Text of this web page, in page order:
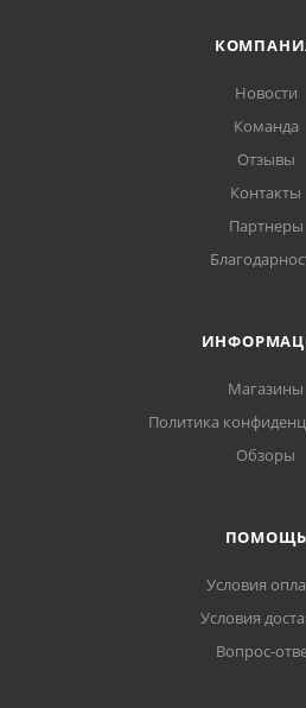
Новости
Команда
Отзывы
Контакты
Партнеры
Магазины
Политика
Обзоры
ПОМОЩЬ
Условия
Условия
Вопрос-